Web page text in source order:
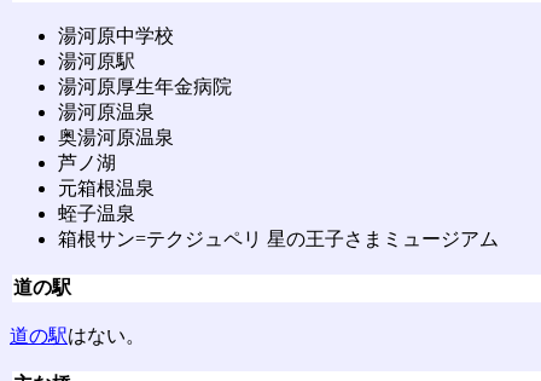
湯河原中学校
湯河原駅
湯河原厚生年金病院
湯河原温泉
奥湯河原温泉
芦ノ湖
元箱根温泉
蛭子温泉
箱根サン=テクジュペリ 星の王子さまミュージアム
道の駅
道の駅はない。